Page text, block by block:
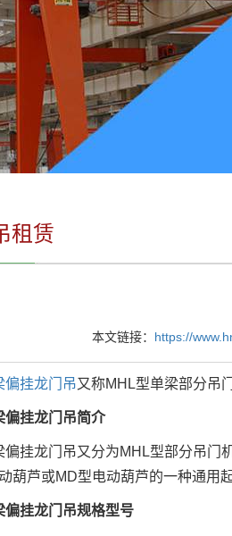
租赁
本文链接： https://
偏挂龙门吊又称MHL型单梁部分吊
挂龙门吊简介
龙门吊又分为MHL型部分吊门机
葫芦或MD型电动葫芦的一种通用
挂龙门吊规格型号